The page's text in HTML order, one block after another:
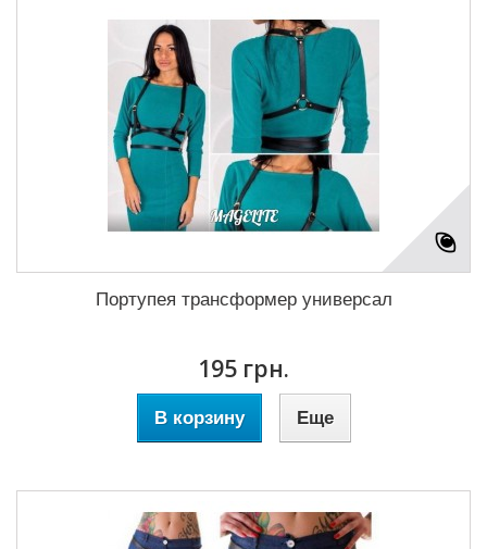
Портупея трансформер универсал
195 грн.
В корзину Еще